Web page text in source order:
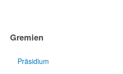
Gremien
Präsidium